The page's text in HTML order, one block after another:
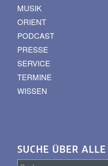
MUSIK
ORIENT
PODCAST
PRESSE
SERVICE
TERMINE
WISSEN
SUCHE ÜBER